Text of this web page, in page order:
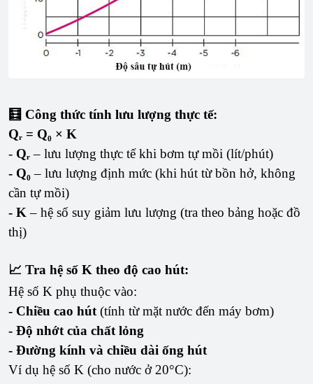
🧮 Công thức tính lưu lượng thực tế:
Qᵣ = Q₀ × K
- Qᵣ– lưu lượng thực tế khi bơm tự mồi (lít/phút)
- Q₀– lưu lượng định mức (khi hút từ bồn hở, không
cần tự mồi)
- K – hệ số suy giảm lưu lượng (tra theo bảng hoặc đồ
thị)
📈 Tra hệ số K theo độ cao hút:
Hệ số K phụ thuộc vào:
- Chiều cao hút (tính từ mặt nước đến máy bơm)
- Độ nhớt của chất lỏng
- Đường kính và chiều dài ống hút
Ví dụ hệ số K (cho nước ở 20°C):